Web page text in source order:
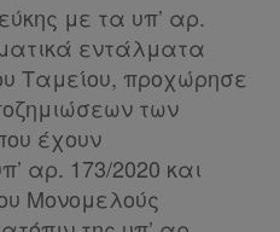
με τα υπ’ αρ.
εντάλματα
Ταμείου, προχώρησε
των
έχουν
αρ. 173/2020 και
Μονομελούς